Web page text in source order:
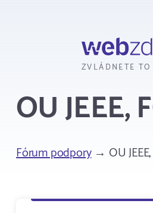
ZVLÁDNETE TO
OU JEEE,
Fórum podpory→ OU JEEE,